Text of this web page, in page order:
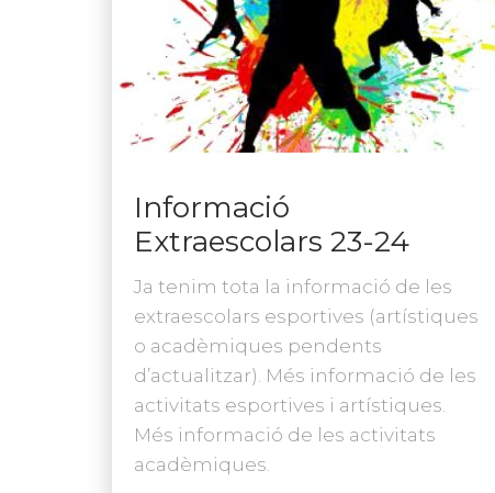
Informació
Extraescolars 23-24
Ja tenim tota la informació de les
extraescolars esportives (artístiques
o acadèmiques pendents
d’actualitzar). Més informació de les
activitats esportives i artístiques.
Més informació de les activitats
acadèmiques.